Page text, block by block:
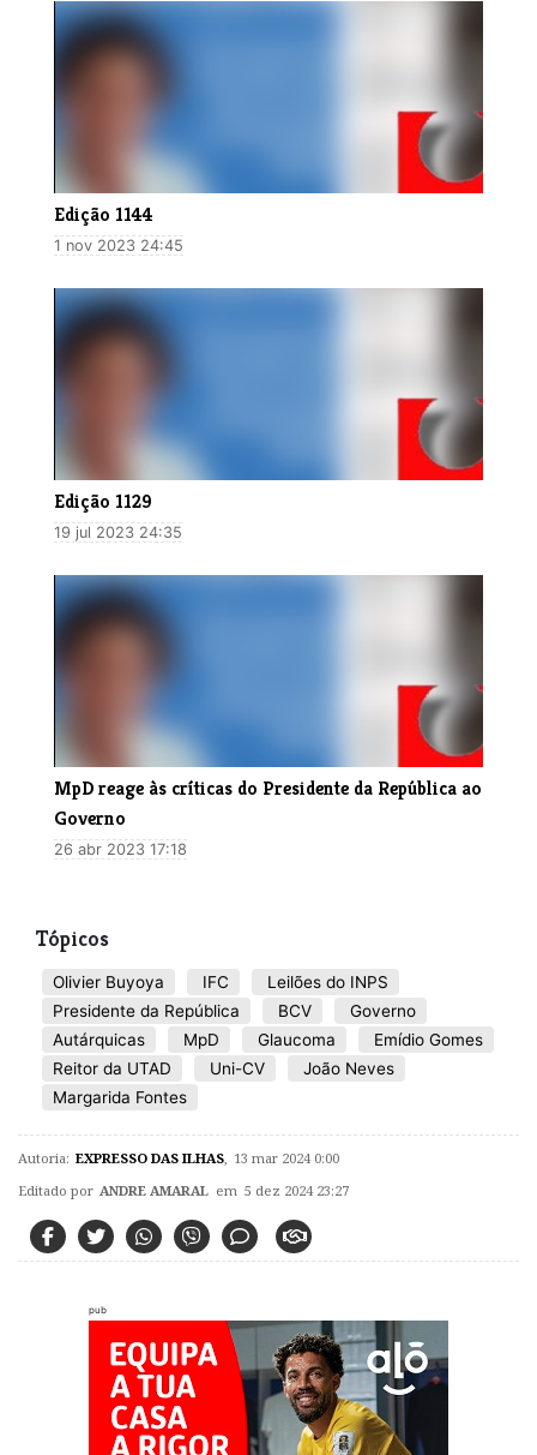
Edição 1144
1 nov 2023 24:45
Edição 1129
19 jul 2023 24:35
MpD reage às críticas do Presidente da República ao
Governo
26 abr 2023 17:18
Tópicos
Olivier Buyoya IFC
Leilões do INPS
Presidente da República
BCV
Governo
Autárquicas
MpD Glaucoma
Emídio Gomes
Reitor da UTAD
Uni-CV
João Neves
Margarida Fontes
Autoria: EXPRESSO DAS ILHAS 13 mar 2024 0:00
Editado por ANDRE AMARAL em 5 dez 2024 23:27
pub